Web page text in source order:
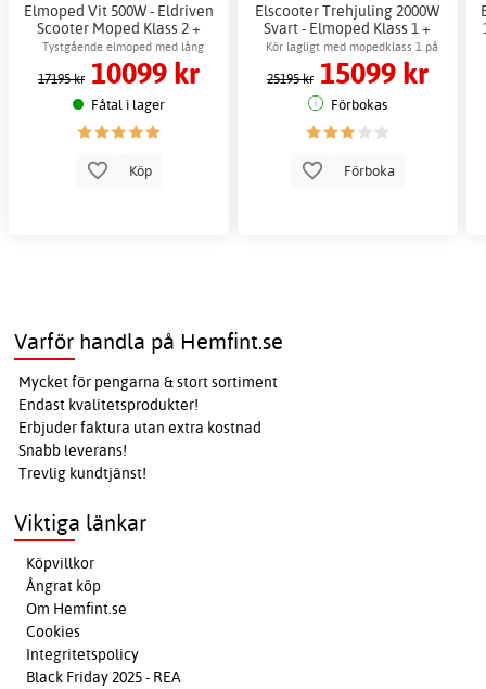
Elmoped Vit 500W - Eldriven
Scooter Moped Klass 2 +
Låskätting
Tystgående elmoped med lång
räckvidd 45 km
17195 kr 10099 kr
Fåtal i lager
Köp
Elscooter Trehjuling 2000W
Svart - Elmoped Klass 1 +
Låskätting
Kör lagligt med mopedklass 1 på
allmän väg
25195 kr 15099 kr
Förbokas
Förboka
Varför handla på Hemfint.se
Mycket för pengarna & stort sortiment
Endast kvalitetsprodukter!
Erbjuder faktura utan extra kostnad
Snabb leverans!
Trevlig kundtjänst!
Viktiga länkar
Köpvillkor
Ångrat köp
Om Hemfint.se
Cookies
Integritetspolicy
Black Friday 2025 - REA